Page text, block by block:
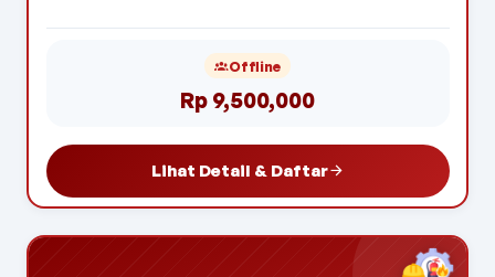
Offline
Rp 9,500,000
Lihat Detail & Daftar